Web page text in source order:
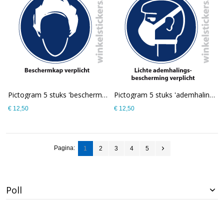
Pictogram 5 stuks 'beschermkap' PICTO-176
€ 12,50
Pictogram 5 stuks 'ademhaling' PICTO-175
€ 12,50
Pagina: 1 2 3 4 5
Poll